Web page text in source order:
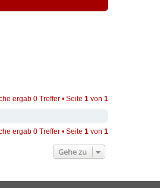
ergab 0 Treffer • Seite 1 von 1
ergab 0 Treffer • Seite 1 von 1
Gehe zu